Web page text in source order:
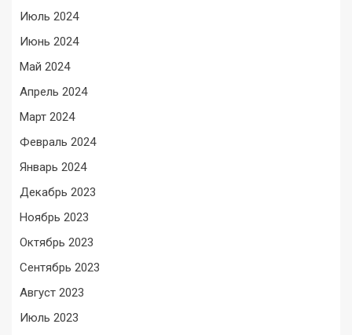
Июль 2024
Июнь 2024
Май 2024
Апрель 2024
Март 2024
Февраль 2024
Январь 2024
Декабрь 2023
Ноябрь 2023
Октябрь 2023
Сентябрь 2023
Август 2023
Июль 2023